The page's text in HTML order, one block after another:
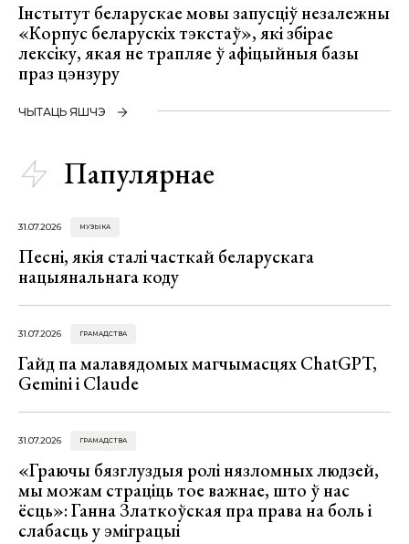
Інстытут беларускае мовы запусціў незалежны
«Корпус беларускіх тэкстаў», які збірае
лексіку, якая не трапляе ў афіцыйныя базы
праз цэнзуру
ЧЫТАЦЬ ЯШЧЭ
Папулярнае
31.07.2026 МУЗЫКА
Песні, якія сталі часткай беларускага
нацыянальнага коду
31.07.2026 ГРАМАДСТВА
Гайд па малавядомых магчымасцях ChatGPT,
Gemini і Claude
31.07.2026 ГРАМАДСТВА
«Граючы бязглуздыя ролі нязломных людзей,
мы можам страціць тое важнае, што ў нас
ёсць»: Ганна Златкоўская пра права на боль і
слабасць у эміграцыі